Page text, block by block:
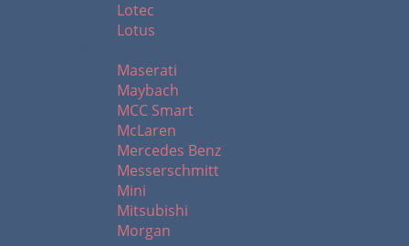
Lotec
Lotus
Maserati
Maybach
MCC Smart
McLaren
Mercedes Benz
Messerschmitt
Mini
Mitsubishi
Morgan